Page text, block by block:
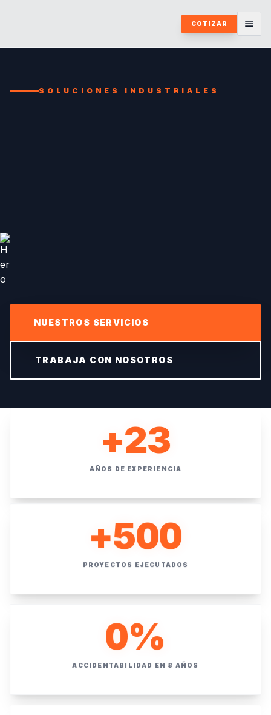
COTIZAR
SOLUCIONES INDUSTRIALES
NUESTROS SERVICIOS
TRABAJA CON NOSOTROS
+23
AÑOS DE EXPERIENCIA
+500
PROYECTOS EJECUTADOS
0%
ACCIDENTABILIDAD EN 8 AÑOS